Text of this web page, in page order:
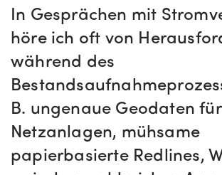
In Gesprächen mit
höre ich oft von
während des
B. ungenaue Geodaten für
Netzanlagen, mühsame
papierbasierte Redlines,